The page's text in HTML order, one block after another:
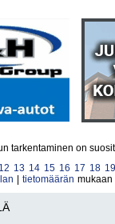
tarkentaminen on
12 13 14 15 16 17 18 19
tietomäärän mukaan